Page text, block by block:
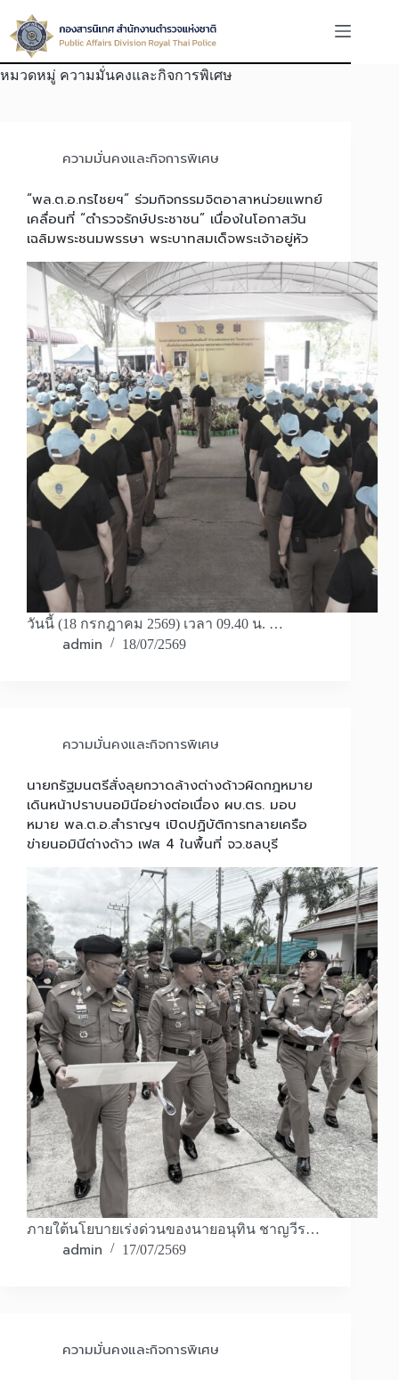
to
content
หมวดหมู่ ความมั่นคงและกิจการพิเศษ
ความมั่นคงและกิจการพิเศษ
“พล.ต.อ.กรไชยฯ” ร่วมกิจกรรมจิตอาสาหน่วยแพทย์
เคลื่อนที่ “ตำรวจรักษ์ประชาชน” เนื่องในโอกาสวัน
เฉลิมพระชนมพรรษา พระบาทสมเด็จพระเจ้าอยู่หัว
วันนี้ (18 กรกฎาคม 2569) เวลา 09.40 น. …
admin 18/07/2569
ความมั่นคงและกิจการพิเศษ
นายกรัฐมนตรีสั่งลุยกวาดล้างต่างด้าวผิดกฎหมาย
เดินหน้าปราบนอมินีอย่างต่อเนื่อง ผบ.ตร. มอบ
หมาย พล.ต.อ.สำราญฯ เปิดปฏิบัติการทลายเครือ
ข่ายนอมินีต่างด้าว เฟส 4 ในพื้นที่ จว.ชลบุรี
ภายใต้นโยบายเร่งด่วนของนายอนุทิน ชาญวีร…
admin 17/07/2569
ความมั่นคงและกิจการพิเศษ